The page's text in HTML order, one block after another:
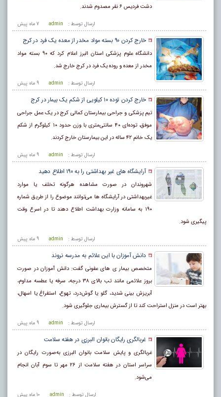
دشت فردیس ۶ نفر مصدوم شدند.
7 ماه پيش ارسال توسط : admin
خارج کردن ۹۰ بسته مواد مخدر از معده یک فرد در کرج
دانشگاه علوم پزشکی استان البرز اعلام کرد که ۹۰ بسته مواد
مخدر از معده و روده یک فرد در کرج خارج شد.
9 ماه پيش ارسال توسط : admin
خارج‌ کردن توده ۱۰ کیلویی از شکم یک بیمار در کرج
تیم پزشکی و جراحی بیمارستان کمالی کرج در یک عمل جراحی
موفق، توده‌ای ۴۰ سانتی‌متری با وزن حدود ۱۰ کیلوگرم از شکم
یک خانم ۴۲ ساله در این بیمارستان خارج کردند.
9 ماه پيش ارسال توسط : admin
آرایشگاه های غیر بهداشتی را به ۱۹۰ اطلاع دهید
شهروندان در صورت مشاهده هرگونه تخلف یا موارد
غیربهداشتی در آرایشگاه ها می‌توانند موضوع را از طریق شماره
۱۹۰ به سامانه وزارت بهداشت اطلاع دهند تا در اسرع وقت
پیگیری شود.
9 ماه پيش ارسال توسط : admin
دانش آموزان با این علائم به مدرسه نروند
متخصص بیمار ی های عفونی گفت: دانش آموزان در صورت
بروز علائمی مانند تب بالای ۳۸ درجه، سرفه یا عطسه مداوم،
آبریزش بینی شدید، گلو یا گوش‌درد، تهوع، استفراغ یا اسهال،
بهتر است در منزل استراحت کند تا از گسترش بیماری جلوگیری شود.
9 ماه پيش ارسال توسط : admin
غربالگری رایگان بانوان البرزی در هفته سلامت
غربالگری و پایش سلامت بانوان البرزی به‌صورت رایگان در
سراسر استان در هفته سلامت از ۲۶ مهر تا سوم آبان انجام
می‌شود.
10 ماه پيش ارسال توسط : admin